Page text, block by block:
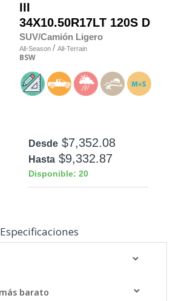
III
34X10.50R17LT 120S D
SUV/Camión Ligero
All-Season / All-Terrain
BSW
Desde $7,352.08
Hasta $9,332.87
Disponible: 20
Medidas
Especificaciones